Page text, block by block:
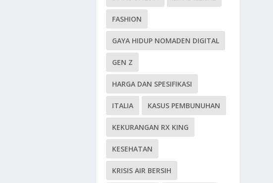
FASHION
GAYA HIDUP NOMADEN DIGITAL
GEN Z
HARGA DAN SPESIFIKASI
ITALIA KASUS PEMBUNUHAN
KEKURANGAN RX KING
KESEHATAN
KRISIS AIR BERSIH